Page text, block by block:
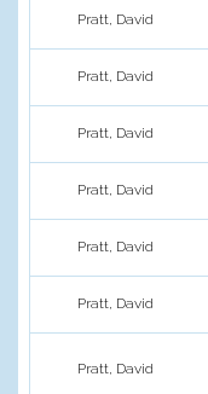
Pratt, David
Pratt, David
Pratt, David
Pratt, David
Pratt, David
Pratt, David
Pratt, David